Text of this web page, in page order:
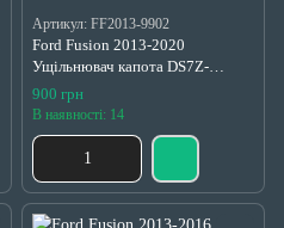
Артикул: FF2013-9902
Ford Fusion 2013-2020
Ущільнювач капота DS7Z-
16B990-F
900 грн
В наявності: 14